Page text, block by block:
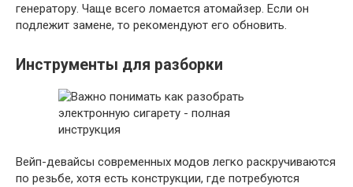
генератору. Чаще всего ломается атомайзер. Если он
подлежит замене, то рекомендуют его обновить.
Инструменты для разборки
Вейп-девайсы современных модов легко раскручиваются
по резьбе, хотя есть конструкции, где потребуются